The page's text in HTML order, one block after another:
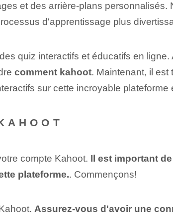
et des arrière-plans
d'apprentissage plus
quiz interactifs et éducatifs en
comment kahoot.⁢ Maintenant, il est
sur cette incroyable plateforme
compte Kahoot. Il est important
plateforme.. Commençons!
Assurez-vous d'avoir une